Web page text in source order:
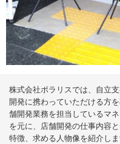
株式会社ポラリスでは、自立
開発に携わっていただける方
舗開発業務を担当しているマ
を元に、店舗開発の仕事内容
特徴、求める人物像を紹介しま